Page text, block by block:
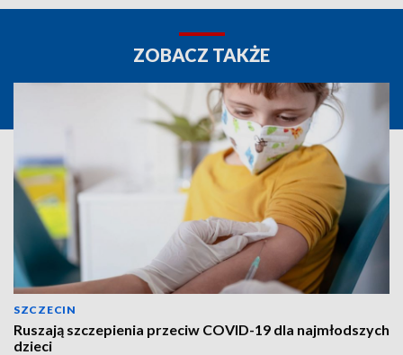
ZOBACZ TAKŻE
SZCZECIN
Ruszają szczepienia przeciw COVID-19 dla najmłodszych
dzieci